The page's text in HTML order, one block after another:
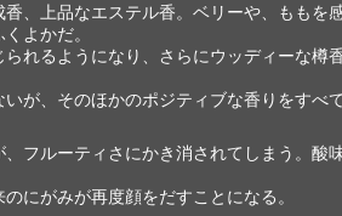
、上品なエステル香。ベリーや、ももを
よかだ。
れるようになり、さらにウッディーな樽
いが、そのほかのポジティブな香りをすべ
、フルーティさにかき消されてしまう。酸
にがみが再度顔をだすことになる。